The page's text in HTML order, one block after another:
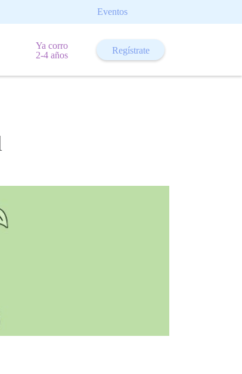
Eventos
Ya corro
2-4 años
Regístrate